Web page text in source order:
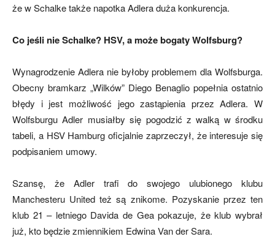
że w Schalke także napotka Adlera duża konkurencja.
Co jeśli nie Schalke? HSV, a może bogaty Wolfsburg?
Wynagrodzenie Adlera nie byłoby problemem dla Wolfsburga.
Obecny bramkarz „Wilków” Diego Benaglio popełnia ostatnio
błędy i jest możliwość jego zastąpienia przez Adlera. W
Wolfsburgu Adler musiałby się pogodzić z walką w środku
tabeli, a HSV Hamburg oficjalnie zaprzeczył, że interesuje się
podpisaniem umowy.
Szansę, że Adler trafi do swojego ulubionego klubu
Manchesteru United też są znikome. Pozyskanie przez ten
klub 21 – letniego Davida de Gea pokazuje, że klub wybrał
już, kto będzie zmiennikiem Edwina Van der Sara.